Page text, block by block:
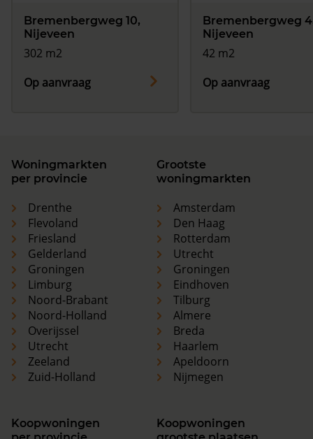
Bremenbergweg 10,
Nijeveen
302 m2
Op aanvraag
Bremenbergweg
Nijeveen
42 m2
Op aanvraag
Woningmarkten
per provincie
Drenthe
Flevoland
Friesland
Gelderland
Groningen
Limburg
Noord-Brabant
Noord-Holland
Overijssel
Utrecht
Zeeland
Zuid-Holland
Grootste
woningmarkten
Amsterdam
Den Haag
Rotterdam
Utrecht
Groningen
Eindhoven
Tilburg
Almere
Breda
Haarlem
Apeldoorn
Nijmegen
Koopwoningen
Koopwoningen